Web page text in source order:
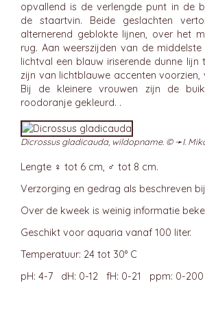
opvallend is de verlengde punt in de
de staartvin. Beide geslachten
alternerend geblokte lijnen, over het
rug. Aan weerszijden van de
lichtval een blauw iriserende dunne lijn
zijn van lichtblauwe accenten voorzien,
Bij de kleinere vrouwen zijn de
roodoranje gekleurd. .
Dicrossus gladicauda, wildopname. © ➛I.
Lengte ♀ tot 6 cm, ♂ tot 8 cm.
Verzorging en gedrag als beschreven
Over de kweek is weinig informatie
Geschikt voor aquaria vanaf 100 liter.
Temperatuur: 24 tot 30° C
pH: 4-7 dH: 0-12 fH: 0-21 ppm: 0-200